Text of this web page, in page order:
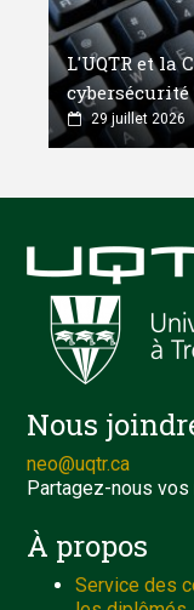
L'UQTR et la
29 juillet 2026
Nous
neo@uqtr.ca
Partagez-nous
À propos
Service des